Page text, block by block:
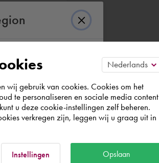
of the
you
wij gebruik van cookies. Cookies om het
te personaliseren en sociale media content
u deze cookie-instellingen zelf beheren.
verkregen zijn, leggen wij u graag uit in
Instellingen Opslaan